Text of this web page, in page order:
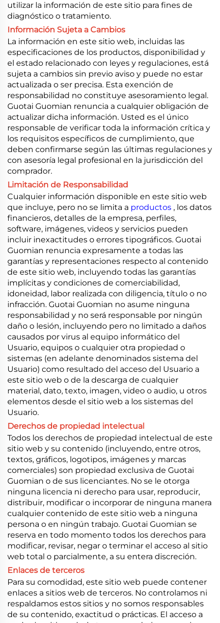
utilizar la información de este sitio para fines de
diagnóstico o tratamiento.
Información Sujeta a Cambios
La información en este sitio web, incluidas las
especificaciones de los productos, disponibilidad y
el estado relacionado con leyes y regulaciones, está
sujeta a cambios sin previo aviso y puede no estar
actualizada o ser precisa. Esta exención de
responsabilidad no constituye asesoramiento legal.
Guotai Guomian renuncia a cualquier obligación de
actualizar dicha información. Usted es el único
responsable de verificar toda la información crítica y
los requisitos específicos de cumplimiento, que
deben confirmarse según las últimas regulaciones y
con asesoría legal profesional en la jurisdicción del
comprador.
Limitación de Responsabilidad
Cualquier información disponible en este sitio web
que incluye, pero no se limita a productos , los datos
financieros, detalles de la empresa, perfiles,
software, imágenes, videos y servicios pueden
incluir inexactitudes o errores tipográficos. Guotai
Guomian renuncia expresamente a todas las
garantías y representaciones respecto al contenido
de este sitio web, incluyendo todas las garantías
implícitas y condiciones de comerciabilidad,
idoneidad, labor realizada con diligencia, título o no
infracción. Guotai Guomian no asume ninguna
responsabilidad y no será responsable por ningún
daño o lesión, incluyendo pero no limitado a daños
causados por virus al equipo informático del
Usuario, equipos o cualquier otra propiedad o
sistemas (en adelante denominados sistema del
Usuario) como resultado del acceso del Usuario a
este sitio web o de la descarga de cualquier
material, dato, texto, imagen, video o audio, u otros
elementos desde el sitio web a los sistemas del
Usuario.
Derechos de propiedad intelectual
Todos los derechos de propiedad intelectual de este
sitio web y su contenido (incluyendo, entre otros,
textos, gráficos, logotipos, imágenes y marcas
comerciales) son propiedad exclusiva de Guotai
Guomian o de sus licenciantes. No se le otorga
ninguna licencia ni derecho para usar, reproducir,
distribuir, modificar o incorporar de ninguna manera
cualquier contenido de este sitio web a ninguna
persona o en ningún trabajo. Guotai Guomian se
reserva en todo momento todos los derechos para
modificar, revisar, negar o terminar el acceso al sitio
web total o parcialmente, a su entera discreción.
Enlaces de terceros
Para su comodidad, este sitio web puede contener
enlaces a sitios web de terceros. No controlamos ni
respaldamos estos sitios y no somos responsables
de su contenido, exactitud o prácticas. El acceso a